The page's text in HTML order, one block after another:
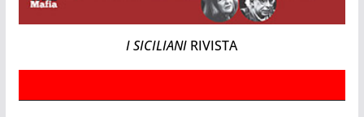
I SICILIANI RIVISTA